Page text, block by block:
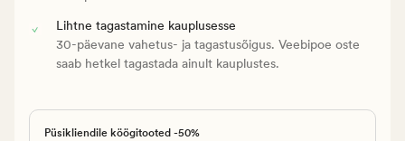
Lihtne tagastamine kauplusesse
30-päevane vahetus- ja tagastusõigus. Veebipoe oste
saab hetkel tagastada ainult kauplustes.
Püsikliendile köögitooted -50%